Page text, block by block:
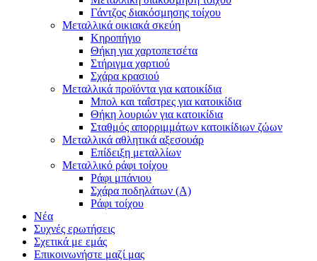
Γάντζος διακόσμησης τοίχου
Μεταλλικά οικιακά σκεύη
Κηροπήγιο
Θήκη για χαρτοπετσέτα
Στήριγμα χαρτιού
Σχάρα κρασιού
Μεταλλικά προϊόντα για κατοικίδια
Μπολ και ταΐστρες για κατοικίδια
Θήκη λουριών για κατοικίδια
Σταθμός απορριμμάτων κατοικίδιων ζώων
Μεταλλικά αθλητικά αξεσουάρ
Επίδειξη μεταλλίων
Μεταλλικό ράφι τοίχου
Ράφι μπάνιου
Σχάρα ποδηλάτων (Α)
Ράφι τοίχου
Νέα
Συχνές ερωτήσεις
Σχετικά με εμάς
Επικοινωνήστε μαζί μας